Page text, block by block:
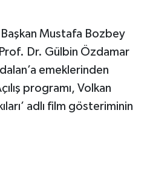
Mustafa Bozbey
Dr. Gülbin Özdamar
emeklerinden
programı, Volkan
adlı film gösteriminin